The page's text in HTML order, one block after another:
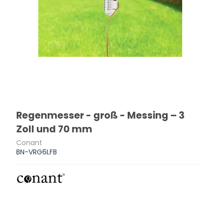
Regenmesser - groß - Messing – 3
Zoll und 70 mm
Conant
BN-VRG6LFB